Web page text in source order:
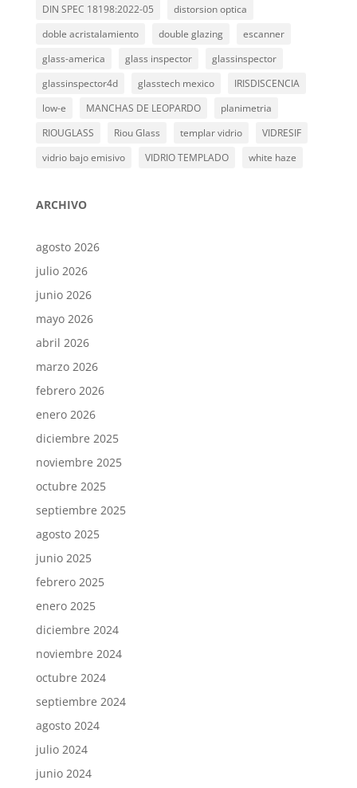
DIN SPEC 18198:2022-05
distorsion optica
doble acristalamiento
double glazing
escanner
glass-america
glass inspector
glassinspector
glassinspector4d
glasstech mexico
IRISDISCENCIA
low-e
MANCHAS DE LEOPARDO
planimetria
RIOUGLASS
Riou Glass templar vidrio
VIDRESIF
vidrio bajo emisivo
VIDRIO TEMPLADO white haze
ARCHIVO
agosto 2026
julio 2026
junio 2026
mayo 2026
abril 2026
marzo 2026
febrero 2026
enero 2026
diciembre 2025
noviembre 2025
octubre 2025
septiembre 2025
agosto 2025
junio 2025
febrero 2025
enero 2025
diciembre 2024
noviembre 2024
octubre 2024
septiembre 2024
agosto 2024
julio 2024
junio 2024